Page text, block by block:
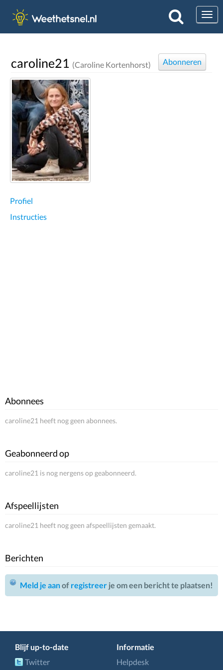
caroline21 (Caroline Kortenhorst) Abonneren
Profiel
Instructies
Abonnees
caroline21 heeft nog geen abonnees.
Geabonneerd op
caroline21 is nog nergens op geabonneerd.
Afspeellijsten
caroline21 heeft nog geen afspeellijsten gemaakt.
Berichten
Meld je aanof registreer je om een bericht te plaatsen!
Blijf up-to-date
Twitter
Informatie
Helpdesk